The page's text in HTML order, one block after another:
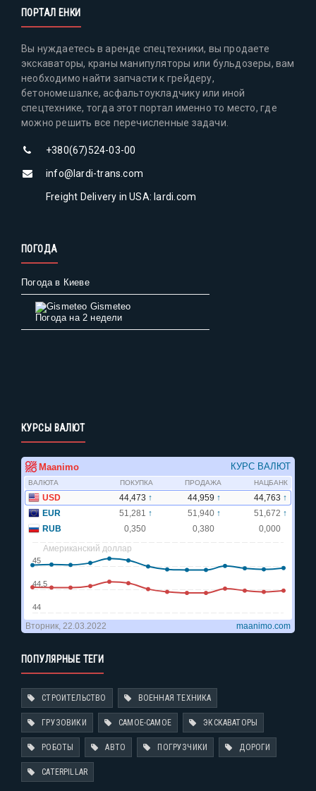
ПОРТАЛ ЕНКИ
Вы нуждаетесь в аренде спецтехники, вы продаете
экскаваторы, краны манипуляторы или бульдозеры, вам
необходимо найти запчасти к грейдеру,
бетономешалке, асфальтоукладчику или иной
спецтехнике, тогда этот портал именно то место, где
можно решить все перечисленные задачи.
+380(67)524-03-00
info@lardi-trans.com
Freight Delivery in USA: lardi.com
ПОГОДА
Погода в Киеве
Gismeteo
Погода на 2 недели
КУРСЫ ВАЛЮТ
ПОПУЛЯРНЫЕ ТЕГИ
СТРОИТЕЛЬСТВО ВОЕННАЯ ТЕХНИКА
ГРУЗОВИКИ САМОЕ-САМОЕ ЭКСКАВАТОРЫ
РОБОТЫ АВТО ПОГРУЗЧИКИ ДОРОГИ
CATERPILLAR